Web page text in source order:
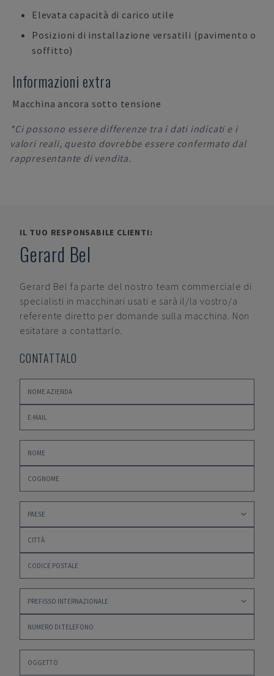
Elevata capacità di carico utile
Posizioni di installazione versatili (pavimento o
soffitto)
Informazioni extra
Macchina ancora sotto tensione
*Ci possono essere differenze tra i dati indicati e i
valori reali, questo dovrebbe essere confermato dal
rappresentante di vendita.
IL TUO RESPONSABILE CLIENTI:
Gerard Bel
Gerard Bel fa parte del nostro team commerciale di
specialisti in macchinari usati e sarà il/la vostro/a
referente diretto per domande sulla macchina. Non
esitatare a contattarlo.
CONTATTALO